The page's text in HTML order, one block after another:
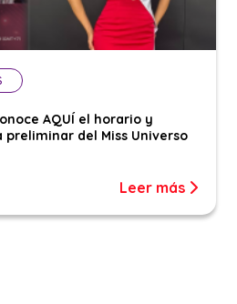
AQUÍ el horario y
preliminar del Miss Universo
Leer más